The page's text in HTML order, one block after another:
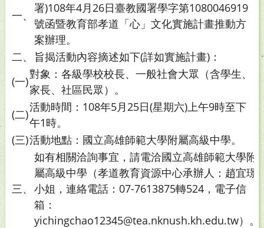
一、
署)108年4月26日臺教國署學字第1080046919
號函暨教育部孝道「心」文化實施計畫推動方
案辦理。
二、
旨揭活動內容摘述如下(詳如實施計畫)：
(一)
對象：各級學校校長、一般社會大眾（含學生、
家長、社區民眾）。
(二)
活動時間：108年5月25日(星期六)上午9時至下
午1時。
(三)活動地點：國立高雄師範大學附屬高級中學。
三、
如有相關洽詢事宜，請電洽國立高雄師範大學附
屬高級中學（孝道教育資源中心承辦人：趙宜璟
小姐，連絡電話：07-7613875轉524，電子信
箱：
yichingchao12345@tea.nknush.kh.edu.tw）。